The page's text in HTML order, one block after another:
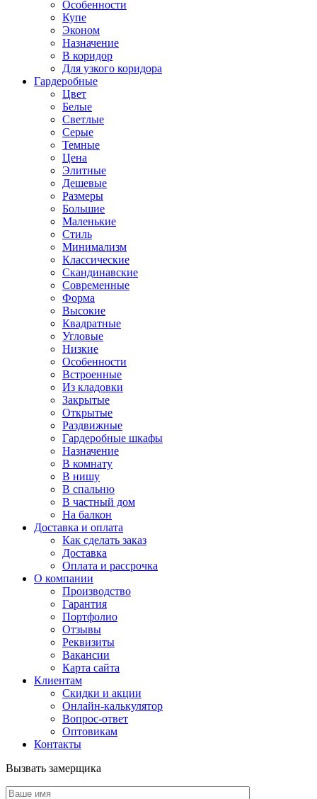
Особенности
Купе
Эконом
Назначение
В коридор
Для узкого коридора
Гардеробные
Цвет
Белые
Светлые
Серые
Темные
Цена
Элитные
Дешевые
Размеры
Большие
Маленькие
Стиль
Минимализм
Классические
Скандинавские
Современные
Форма
Высокие
Квадратные
Угловые
Низкие
Особенности
Встроенные
Из кладовки
Закрытые
Открытые
Раздвижные
Гардеробные шкафы
Назначение
В комнату
В нишу
В спальню
В частный дом
На балкон
Доставка и оплата
Как сделать заказ
Доставка
Оплата и рассрочка
О компании
Производство
Гарантия
Портфолио
Отзывы
Реквизиты
Вакансии
Карта сайта
Клиентам
Скидки и акции
Онлайн-калькулятор
Вопрос-ответ
Оптовикам
Контакты
Вызвать замерщика